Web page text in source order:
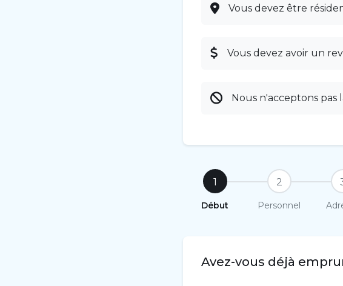
Vous devez être
Vous devez avoir un
Nous n'acceptons pas
1
Début
2
Personnel
Avez-vous déjà